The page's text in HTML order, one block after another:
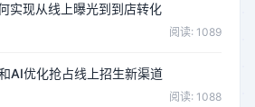
实现从线上曝光到到店转化
阅读: 1089
AI优化抢占线上招生新渠道
阅读: 1088